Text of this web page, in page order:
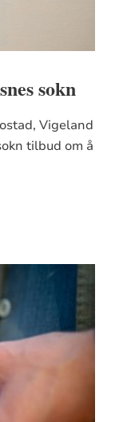
sokn
Vigeland
tilbud om å